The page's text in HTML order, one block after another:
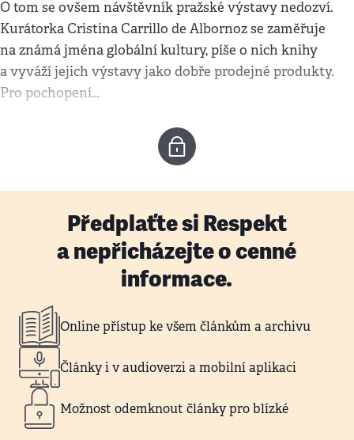
O tom se ovšem návštěvník pražské výstavy nedozví.
Kurátorka Cristina Carrillo de Albornoz se zaměřuje
na známá jména globální kultury, píše o nich knihy
a vyváží jejich výstavy jako dobře prodejné produkty.
Pro pochopení…
Předplaťte si Respekt
a nepřicházejte o cenné
informace.
Online přístup ke všem článkům a archivu
Články i v audioverzi a mobilní aplikaci
Možnost odemknout články pro blízké